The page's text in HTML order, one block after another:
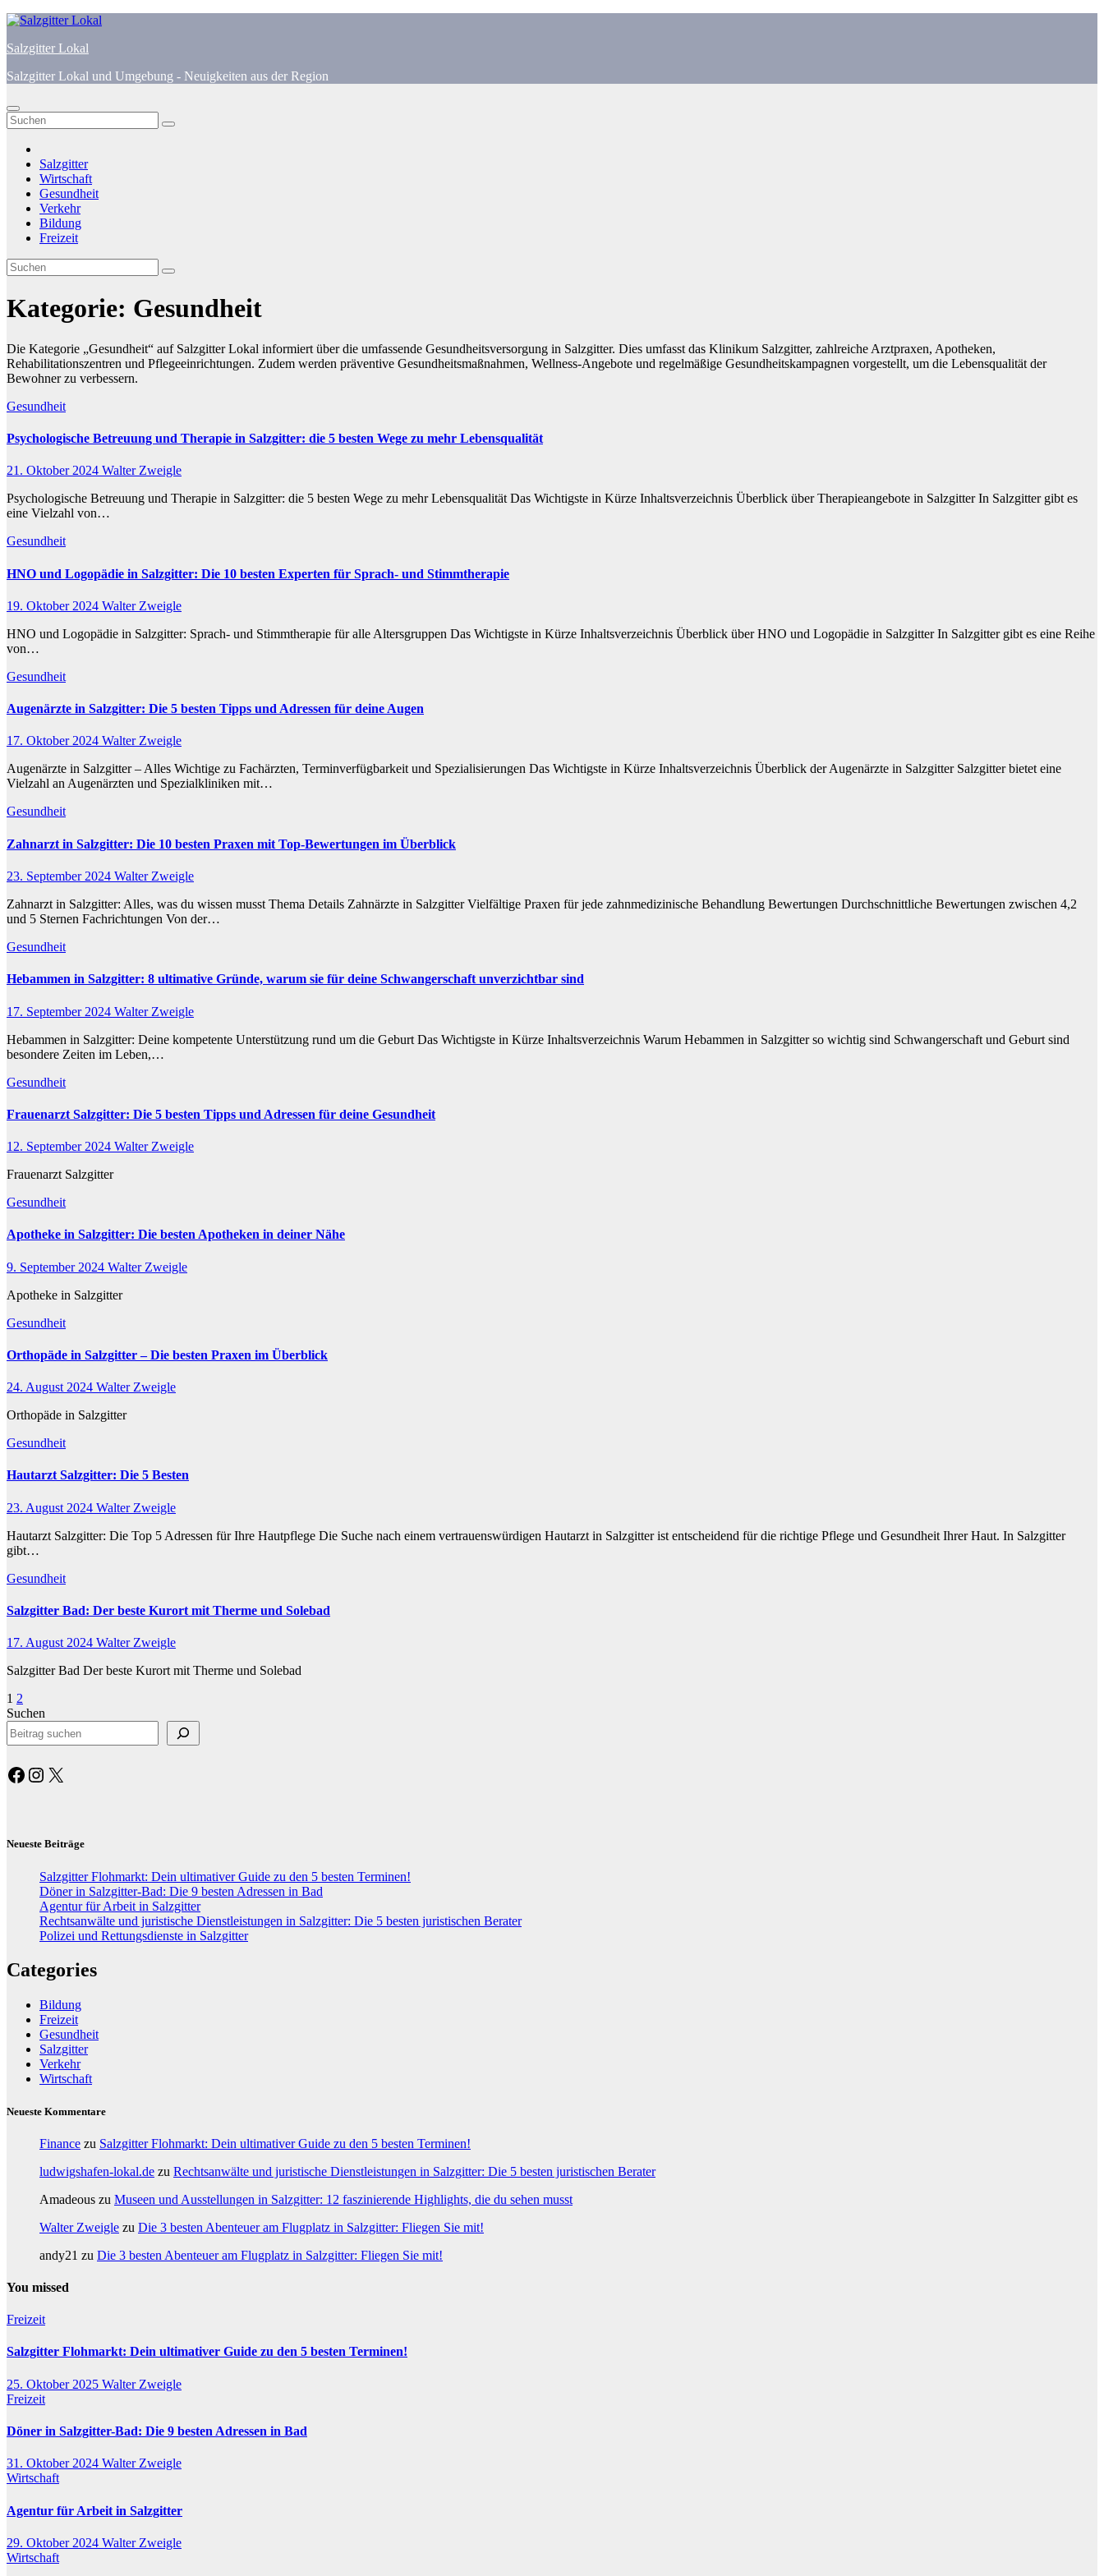
Zum
springen
Salzgitter Lokal
Salzgitter Lokal und Umgebung - Neuigkeiten aus der Region
Salzgitter
Wirtschaft
Gesundheit
Verkehr
Bildung
Freizeit
Kategorie: Gesundheit
Die Kategorie „Gesundheit“ auf Salzgitter Lokal informiert über die umfassende Gesundheitsversorgung in Salzgitter. Dies umfasst das Klinikum Salzgitter, zahlreiche Arztpraxen, Apotheken,
Rehabilitationszentren und Pflegeeinrichtungen. Zudem werden präventive Gesundheitsmaßnahmen, Wellness-Angebote und regelmäßige Gesundheitskampagnen vorgestellt, um die Lebensqualität der
Bewohner zu verbessern.
Gesundheit
Psychologische Betreuung und Therapie in Salzgitter: die 5 besten Wege zu mehr Lebensqualität
21. Oktober 2024 Walter Zweigle
Psychologische Betreuung und Therapie in Salzgitter: die 5 besten Wege zu mehr Lebensqualität Das Wichtigste in Kürze Inhaltsverzeichnis Überblick über Therapieangebote in Salzgitter In Salzgitter gibt es
eine Vielzahl von…
Gesundheit
HNO und Logopädie in Salzgitter: Die 10 besten Experten für Sprach- und Stimmtherapie
19. Oktober 2024 Walter Zweigle
HNO und Logopädie in Salzgitter: Sprach- und Stimmtherapie für alle Altersgruppen Das Wichtigste in Kürze Inhaltsverzeichnis Überblick über HNO und Logopädie in Salzgitter In Salzgitter gibt es eine Reihe
von…
Gesundheit
Augenärzte in Salzgitter: Die 5 besten Tipps und Adressen für deine Augen
17. Oktober 2024 Walter Zweigle
Augenärzte in Salzgitter – Alles Wichtige zu Fachärzten, Terminverfügbarkeit und Spezialisierungen Das Wichtigste in Kürze Inhaltsverzeichnis Überblick der Augenärzte in Salzgitter Salzgitter bietet eine
Vielzahl an Augenärzten und Spezialkliniken mit…
Gesundheit
Zahnarzt in Salzgitter: Die 10 besten Praxen mit Top-Bewertungen im Überblick
23. September 2024 Walter Zweigle
Zahnarzt in Salzgitter: Alles, was du wissen musst Thema Details Zahnärzte in Salzgitter Vielfältige Praxen für jede zahnmedizinische Behandlung Bewertungen Durchschnittliche Bewertungen zwischen 4,2
und 5 Sternen Fachrichtungen Von der…
Gesundheit
Hebammen in Salzgitter: 8 ultimative Gründe, warum sie für deine Schwangerschaft unverzichtbar sind
17. September 2024 Walter Zweigle
Hebammen in Salzgitter: Deine kompetente Unterstützung rund um die Geburt Das Wichtigste in Kürze Inhaltsverzeichnis Warum Hebammen in Salzgitter so wichtig sind Schwangerschaft und Geburt sind
besondere Zeiten im Leben,…
Gesundheit
Frauenarzt Salzgitter: Die 5 besten Tipps und Adressen für deine Gesundheit
12. September 2024 Walter Zweigle
Frauenarzt Salzgitter
Gesundheit
Apotheke in Salzgitter: Die besten Apotheken in deiner Nähe
9. September 2024 Walter Zweigle
Apotheke in Salzgitter
Gesundheit
Orthopäde in Salzgitter – Die besten Praxen im Überblick
24. August 2024 Walter Zweigle
Orthopäde in Salzgitter
Gesundheit
Hautarzt Salzgitter: Die 5 Besten
23. August 2024 Walter Zweigle
Hautarzt Salzgitter: Die Top 5 Adressen für Ihre Hautpflege Die Suche nach einem vertrauenswürdigen Hautarzt in Salzgitter ist entscheidend für die richtige Pflege und Gesundheit Ihrer Haut. In Salzgitter
gibt…
Gesundheit
Salzgitter Bad: Der beste Kurort mit Therme und Solebad
17. August 2024 Walter Zweigle
Salzgitter Bad Der beste Kurort mit Therme und Solebad
Seitennummerierung
der
Beiträge
1 2
Suchen
Facebook
Instagram
X
Neueste Beiträge
Salzgitter Flohmarkt: Dein ultimativer Guide zu den 5 besten Terminen!
Döner in Salzgitter-Bad: Die 9 besten Adressen in Bad
Agentur für Arbeit in Salzgitter
Rechtsanwälte und juristische Dienstleistungen in Salzgitter: Die 5 besten juristischen Berater
Polizei und Rettungsdienste in Salzgitter
Categories
Bildung
Freizeit
Gesundheit
Salzgitter
Verkehr
Wirtschaft
Neueste Kommentare
Finance zu Salzgitter Flohmarkt: Dein ultimativer Guide zu den 5 besten Terminen!
ludwigshafen-lokal.de zu Rechtsanwälte und juristische Dienstleistungen in Salzgitter: Die 5 besten juristischen Berater
Amadeous zu Museen und Ausstellungen in Salzgitter: 12 faszinierende Highlights, die du sehen musst
Walter Zweigle zu Die 3 besten Abenteuer am Flugplatz in Salzgitter: Fliegen Sie mit!
andy21 zu Die 3 besten Abenteuer am Flugplatz in Salzgitter: Fliegen Sie mit!
You missed
Freizeit
Salzgitter Flohmarkt: Dein ultimativer Guide zu den 5 besten Terminen!
25. Oktober 2025 Walter Zweigle
Freizeit
Döner in Salzgitter-Bad: Die 9 besten Adressen in Bad
31. Oktober 2024 Walter Zweigle
Wirtschaft
Agentur für Arbeit in Salzgitter
29. Oktober 2024 Walter Zweigle
Wirtschaft